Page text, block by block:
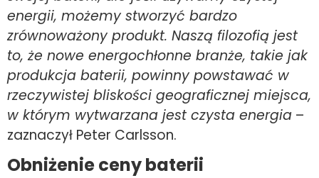
energii, możemy stworzyć bardzo
zrównoważony produkt. Naszą filozofią jest
to, że nowe energochłonne branże, takie jak
produkcja baterii, powinny powstawać w
rzeczywistej bliskości geograficznej miejsca,
w którym wytwarzana jest czysta energia –
zaznaczył Peter Carlsson.
Obniżenie ceny baterii